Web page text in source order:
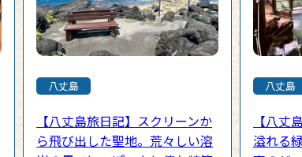
八丈島
【八丈島旅日記】スクリーンか
ら飛び出した聖地。荒々しい溶
八丈島
【八丈
溢れる